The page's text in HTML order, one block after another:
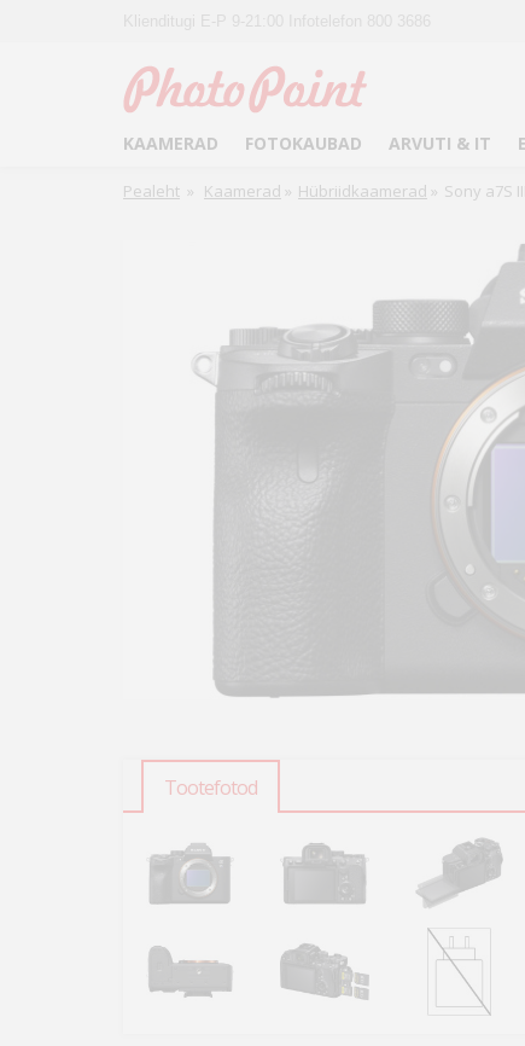
KAAMERAD FOTOKAUBAD ARVUTI & IT
Pealeht » Kaamerad » Hübriidkaamerad » Sony a7S
Tootefotod